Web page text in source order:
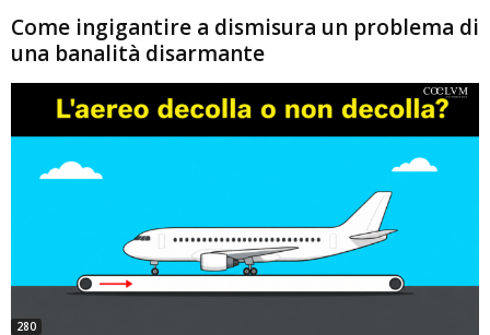
Come ingigantire a dismisura un problema di
una banalità disarmante
280